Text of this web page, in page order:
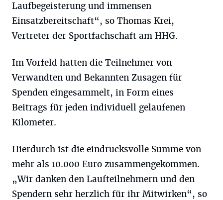
Laufbegeisterung und immensen
Einsatzbereitschaft“, so Thomas Krei,
Vertreter der Sportfachschaft am HHG.
Im Vorfeld hatten die Teilnehmer von
Verwandten und Bekannten Zusagen für
Spenden eingesammelt, in Form eines
Beitrags für jeden individuell gelaufenen
Kilometer.
Hierdurch ist die eindrucksvolle Summe von
mehr als 10.000 Euro zusammengekommen.
„Wir danken den Laufteilnehmern und den
Spendern sehr herzlich für ihr Mitwirken“, so